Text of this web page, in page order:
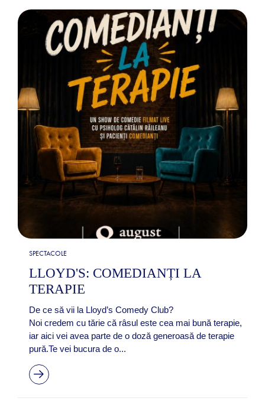
SPECTACOLE
LLOYD'S: COMEDIANȚI LA
TERAPIE
De ce să vii la Lloyd’s Comedy Club?
Noi credem cu tărie că râsul este cea mai bună terapie,
iar aici vei avea parte de o doză generoasă de terapie
pură.Te vei bucura de o...